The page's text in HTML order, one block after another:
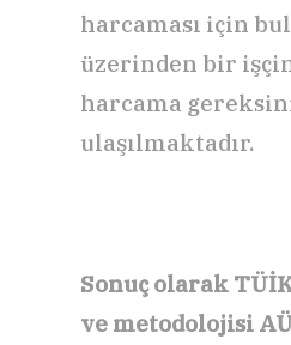
harcaması için
üzerinden bir
harcama
ulaşılmaktadır.
Sonuç olarak
ve metodolojisi